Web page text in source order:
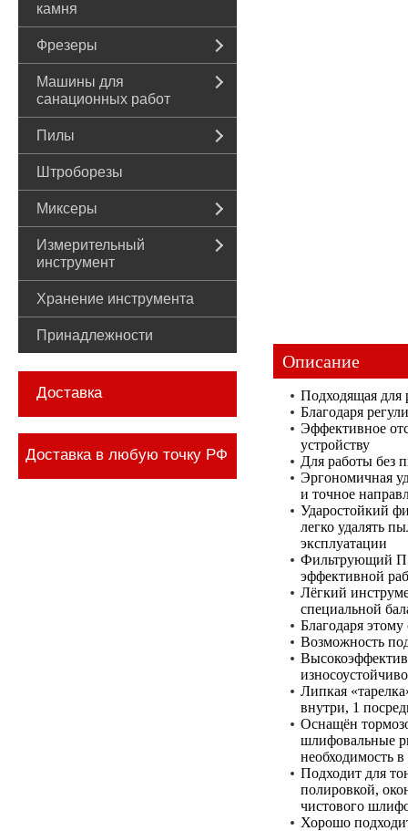
камня
Фрезеры
Машины для
санационных работ
Пилы
Штроборезы
Миксеры
Измерительный
инструмент
Хранение инструмента
Принадлежности
Доставка
Доставка в любую точку РФ
Описание
Подходящая для
Благодаря
Эффективное
устройству
Для работы без
Эргономичная
и точное
Ударостойкий
легко удалять
эксплуатации
Фильтрующий
эффективной
Лёгкий
специальной
Благодаря
Возможность
Липкая
внутри, 1
Оснащён
шлифовальные
необходимость
Подходит для
полировкой,
чистового
Хорошо